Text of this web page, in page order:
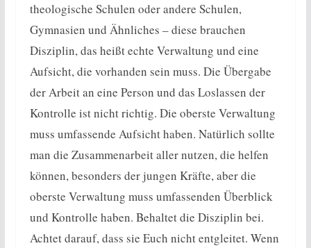
theologische Schulen oder andere Schulen,
Gymnasien und Ähnliches – diese brauchen
Disziplin, das heißt echte Verwaltung und eine
Aufsicht, die vorhanden sein muss. Die Übergabe
der Arbeit an eine Person und das Loslassen der
Kontrolle ist nicht richtig. Die oberste Verwaltung
muss umfassende Aufsicht haben. Natürlich sollte
man die Zusammenarbeit aller nutzen, die helfen
können, besonders der jungen Kräfte, aber die
oberste Verwaltung muss umfassenden Überblick
und Kontrolle haben. Behaltet die Disziplin bei.
Achtet darauf, dass sie Euch nicht entgleitet. Wenn